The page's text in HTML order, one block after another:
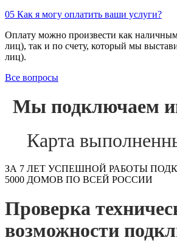
05 Как я могу оплатить ваши услуги?
Оплату можно произвести как
лиц), так и по счету, который мы
лиц).
Все вопросы
Мы подключаем
Карта
ЗА 7 ЛЕТ УСПЕШНОЙ РАБОТЫ
5000 ДОМОВ ПО ВСЕЙ РОССИИ
Проверка
возможности